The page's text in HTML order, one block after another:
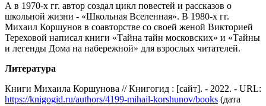
А в 1970-х гг. автор создал цикл повестей и рассказов о
школьной жизни - «Школьная Вселенная». В 1980-х гг.
Михаил Коршунов в соавторстве со своей женой Викторией
Тереховой написал книги «Тайна тайн московских» и «Тайны
и легенды Дома на набережной» для взрослых читателей.
Литература
Книги Михаила Коршунова // Книгогид : [сайт]. - 2022. - URL:
https://knigogid.ru/authors/4199-mihail-korshunov/books (дата